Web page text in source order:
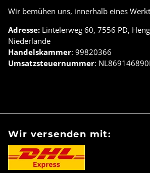
Wir bemühen uns, innerhalb eines
Adresse: Lintelerweg 60, 7556 PD,
Niederlande
Handelskammer: 99820366
Umsatzsteuernummer:
Wir versenden mit: